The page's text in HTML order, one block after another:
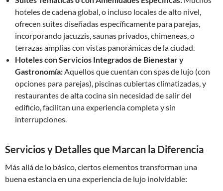
hoteles de cadena global, o incluso locales de alto nivel,
ofrecen suites diseñadas específicamente para parejas,
incorporando jacuzzis, saunas privados, chimeneas, o
terrazas amplias con vistas panorámicas de la ciudad.
Hoteles con Servicios Integrados de Bienestar y
Gastronomía:Aquellos que cuentan con spas de lujo (con
opciones para parejas), piscinas cubiertas climatizadas, y
restaurantes de alta cocina sin necesidad de salir del
edificio, facilitan una experiencia completa y sin
interrupciones.
Servicios y Detalles que Marcan la Diferencia
Más allá de lo básico, ciertos elementos transforman una
buena estancia en una experiencia de lujo inolvidable: